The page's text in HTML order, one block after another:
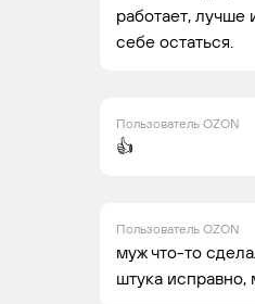
работает, лучше
себе остаться.
Пользователь OZON
👍
Пользователь OZON
муж что-то
штука